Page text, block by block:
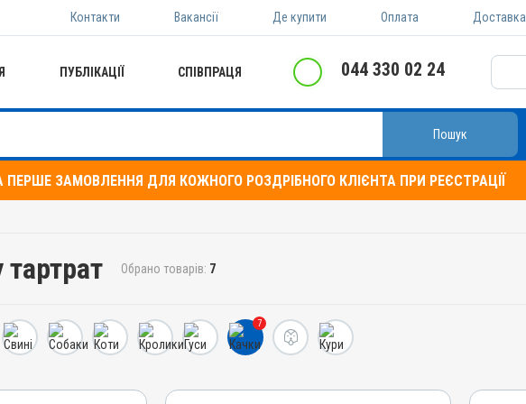
Контакти Вакансії Де купити Оплата Доставка
ПУБЛІКАЦІЇ СПІВПРАЦЯ 044 330 02 24
Пошук
ПЕРШЕ ЗАМОВЛЕННЯ ДЛЯ КОЖНОГО РОЗДРІБНОГО КЛІЄНТА ПРИ РЕЄСТРАЦІЇ
Обрано товарів: 7
7